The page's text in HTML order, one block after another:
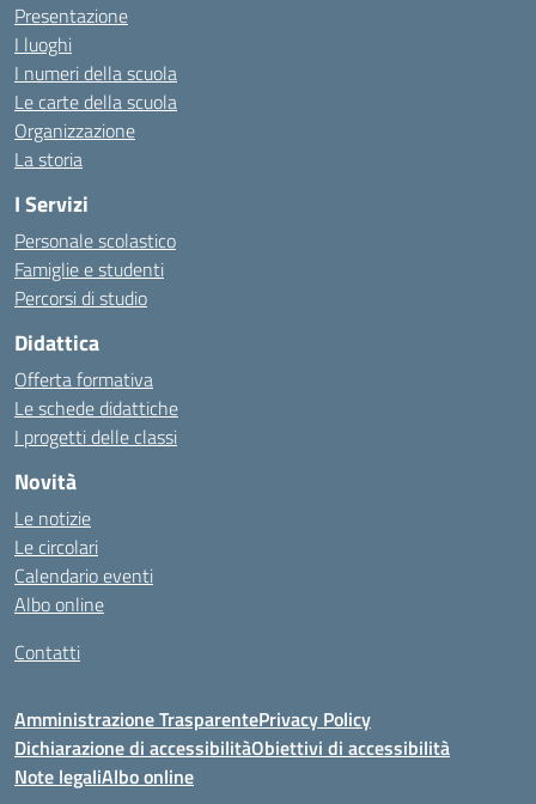
Presentazione
I luoghi
I numeri della scuola
Le carte della scuola
Organizzazione
La storia
I Servizi
Personale scolastico
Famiglie e studenti
Percorsi di studio
Didattica
Offerta formativa
Le schede didattiche
I progetti delle classi
Novità
Le notizie
Le circolari
Calendario eventi
Albo online
Contatti
Amministrazione TrasparentePrivacy Policy
Dichiarazione di accessibilitàObiettivi di accessibilità
Note legaliAlbo online